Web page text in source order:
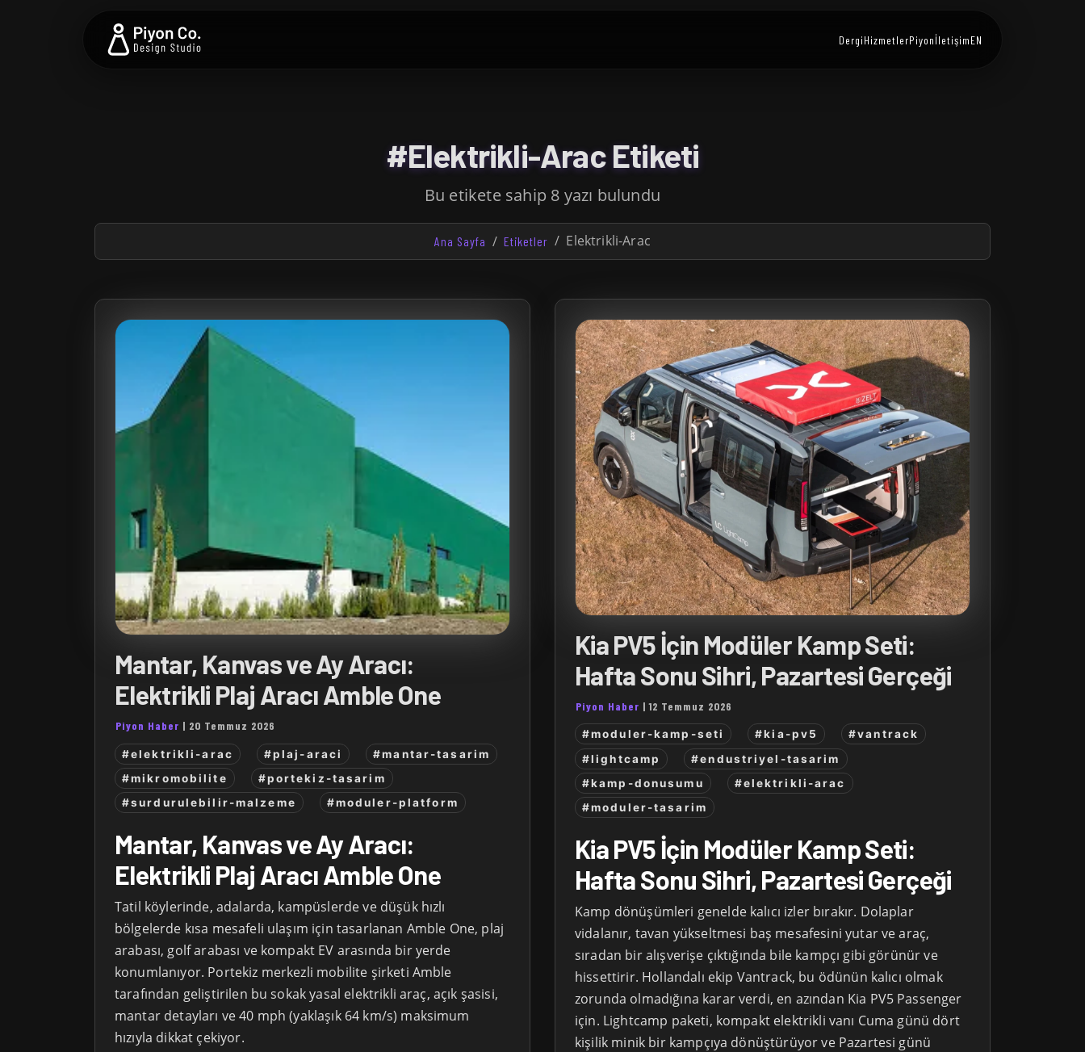
DergiHizmetlerPiyonİletişimEN
#Elektrikli-Arac Etiketi
Bu etikete sahip 8 yazı bulundu
Ana Sayfa Etiketler Elektrikli-Arac
Mantar, Kanvas ve Ay Aracı:
Elektrikli Plaj Aracı Amble One
Piyon Haber | 20 Temmuz 2026
#elektrikli-arac #plaj-araci
#mantar-tasarim
#mikromobilite
#portekiz-tasarim
#surdurulebilir-malzeme
#moduler-platform
Mantar, Kanvas ve Ay Aracı:
Elektrikli Plaj Aracı Amble One
Tatil köylerinde, adalarda, kampüslerde ve düşük hızlı
bölgelerde kısa mesafeli ulaşım için tasarlanan Amble One, plaj
arabası, golf arabası ve kompakt EV arasında bir yerde
konumlanıyor. Portekiz merkezli mobilite şirketi Amble
tarafından geliştirilen bu sokak yasal elektrikli araç, açık şasisi,
mantar detayları ve 40 mph (yaklaşık 64 km/s) maksimum
hızıyla dikkat çekiyor.
Kia PV5 İçin Modüler Kamp Seti:
Hafta Sonu Sihri, Pazartesi Gerçeği
Piyon Haber |12 Temmuz 2026
#moduler-kamp-seti #kia-pv5
#vantrack
#lightcamp
#endustriyel-tasarim
#kamp-donusumu
#elektrikli-arac
#moduler-tasarim
Kia PV5 İçin Modüler Kamp Seti:
Hafta Sonu Sihri, Pazartesi Gerçeği
Kamp dönüşümleri genelde kalıcı izler bırakır. Dolaplar
vidalanır, tavan yükseltmesi baş mesafesini yutar ve araç,
sıradan bir alışverişe çıktığında bile kampçı gibi görünür ve
hissettirir. Hollandalı ekip Vantrack, bu ödünün kalıcı olmak
zorunda olmadığına karar verdi, en azından Kia PV5 Passenger
için. Lightcamp paketi, kompakt elektrikli vanı Cuma günü dört
kişilik minik bir kampçıya dönüştürüyor ve Pazartesi günü